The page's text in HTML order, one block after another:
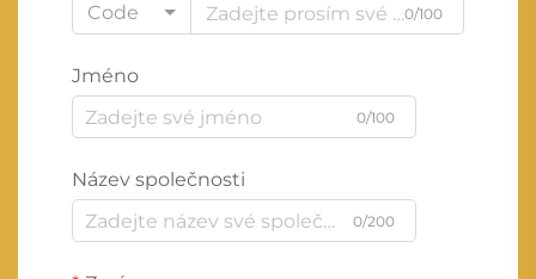
Code
0/100
Jméno
0/100
Název společnosti
0/200